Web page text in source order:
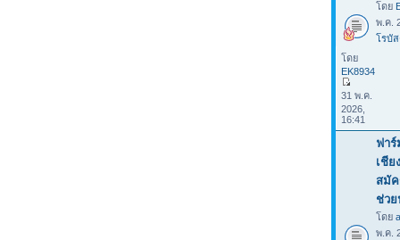
โดย
พ.ค.
โรบั
โดย
EK8934
31 พ.ค.
2026,
16:41
ฟา
เชีย
สมัค
ช่วย
โดย
พ.ค.